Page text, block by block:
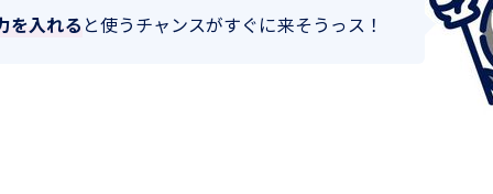
を入れる と使うチャンスがすぐに来そうっス！